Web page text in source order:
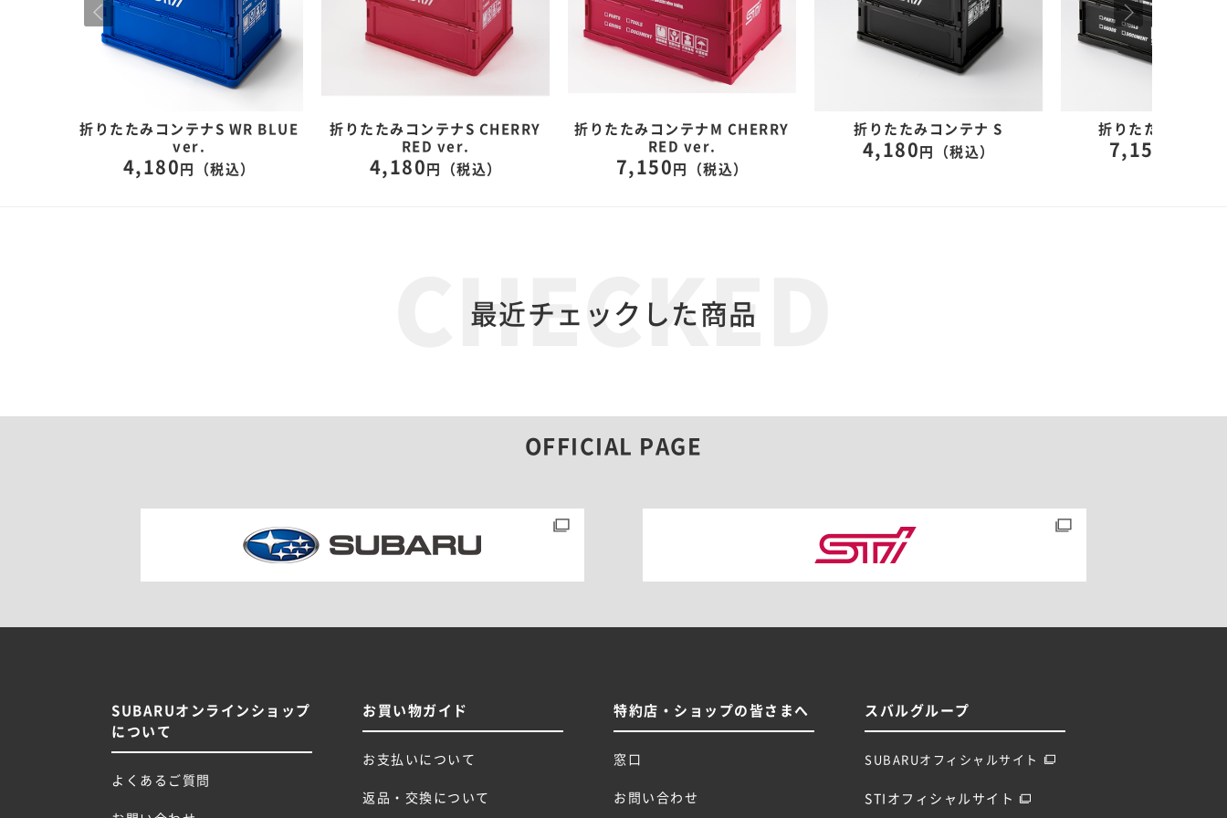
折りたたみコンテナS WR BLUE
ver.
4,180 円（税込）
折りたたみコンテナS CHERRY
RED ver.
4,180 円（税込）
折りたたみコンテナM CHERRY
RED ver.
7,150 円（税込）
折りたたみコンテナ S
4,180 円（税込）
折りたたみコンテ
7,150
最近チェックした商品
OFFICIAL PAGE
SUBARUオンラインショップ
について
よくあるご質問
お買い物ガイド
お支払いについて
返品・交換について
特約店・ショップの皆さまへ
窓口
お問い合わせ
スバルグループ
SUBARUオフィシャルサイト
STIオフィシャルサイト